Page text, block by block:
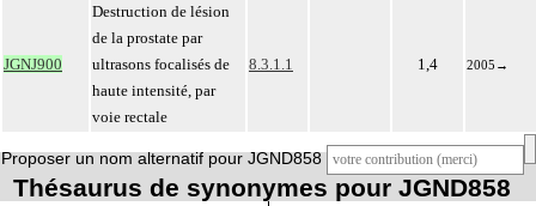
JGNJ900
Destruction de lésion
de la prostate par
ultrasons focalisés de
haute intensité, par
voie rectale
8.3.1.1 1,4 2005 →
Proposer un nom alternatif pour JGND858
Thésaurus de synonymes pour JGND858